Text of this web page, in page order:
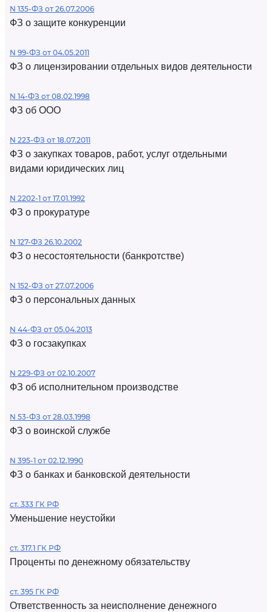
N 135-ФЗ от 26.07.2006
ФЗ о защите конкуренции
N 99-ФЗ от 04.05.2011
ФЗ о лицензировании отдельных видов деятельности
N 14-ФЗ от 08.02.1998
ФЗ об ООО
N 223-ФЗ от 18.07.2011
ФЗ о закупках товаров, работ, услуг отдельными
видами юридических лиц
N 2202-1 от 17.01.1992
ФЗ о прокуратуре
N 127-ФЗ 26.10.2002
ФЗ о несостоятельности (банкротстве)
N 152-ФЗ от 27.07.2006
ФЗ о персональных данных
N 44-ФЗ от 05.04.2013
ФЗ о госзакупках
N 229-ФЗ от 02.10.2007
ФЗ об исполнительном производстве
N 53-ФЗ от 28.03.1998
ФЗ о воинской службе
N 395-1 от 02.12.1990
ФЗ о банках и банковской деятельности
ст. 333 ГК РФ
Уменьшение неустойки
ст. 317.1 ГК РФ
Проценты по денежному обязательству
ст. 395 ГК РФ
Ответственность за неисполнение денежного